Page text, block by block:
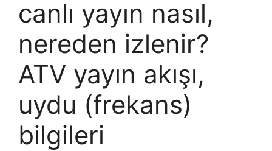
canlı yayın nasıl,
nereden izlenir?
ATV yayın akışı,
uydu (frekans)
bilgileri